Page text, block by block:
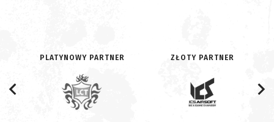
PLATYNOWY PARTNER ZŁOTY PARTNER